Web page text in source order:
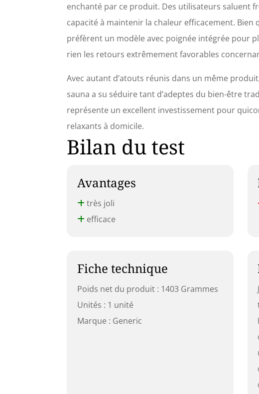
enchanté par ce produit. Des utilisateurs saluent
capacité à maintenir la chaleur efficacement.
préfèrent un modèle avec poignée intégrée pour
rien les retours extrêmement favorables
Avec autant d’atouts réunis dans un même
sauna a su séduire tant d’adeptes du bien-être
représente un excellent investissement pour
relaxants à domicile.
Bilan du test
Avantages
très joli
efficace
Fiche technique
Poids net du produit : 1403 Grammes
Unités : 1 unité
Marque : Generic